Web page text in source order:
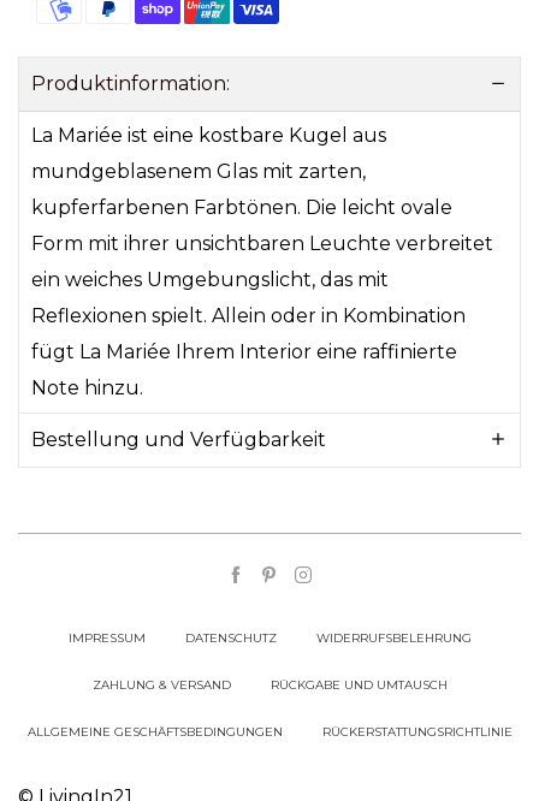
Produktinformation:
La Mariée ist eine kostbare Kugel aus
mundgeblasenem Glas mit zarten,
kupferfarbenen Farbtönen. Die leicht ovale
Form mit ihrer unsichtbaren Leuchte verbreitet
ein weiches Umgebungslicht, das mit
Reflexionen spielt. Allein oder in Kombination
fügt La Mariée Ihrem Interior eine raffinierte
Note hinzu.
Bestellung und Verfügbarkeit
IMPRESSUM DATENSCHUTZ WIDERRUFSBELEHRUNG
ZAHLUNG & VERSAND RÜCKGABE UND UMTAUSCH
ALLGEMEINE GESCHÄFTSBEDINGUNGEN RÜCKERSTATTUNGSRICHTLINIE